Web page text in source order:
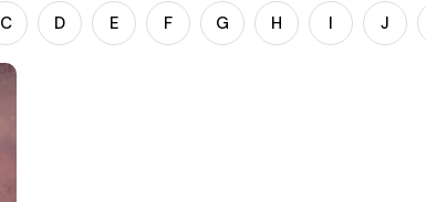
C D E F G H I J